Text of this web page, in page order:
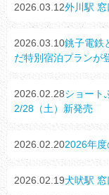
2026.03.12外川駅
2026.03.10銚子電鉄
だ特別宿泊プランが
2026.02.28ショート
2/28（土）新発売
2026.02.202026年
2026.02.19犬吠駅 窓